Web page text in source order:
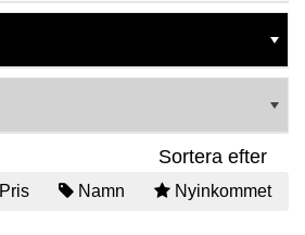
Sortera efter
Pris Namn Nyinkommet